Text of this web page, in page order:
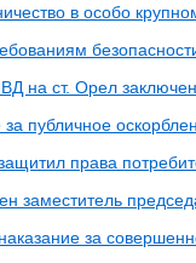
в особо
на ст. Орел заключен
публичное
права
заместитель
за